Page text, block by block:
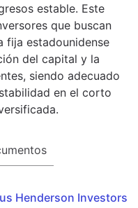
estable. Este
que buscan
fija estadounidense
del capital y la
siendo adecuado
en el corto
Henderson Investors